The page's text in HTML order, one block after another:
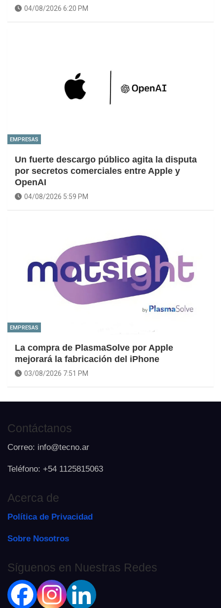
04/08/2026 6:20 PM
EMPRESAS
Un fuerte descargo público agita la disputa
por secretos comerciales entre Apple y
OpenAI
04/08/2026 5:59 PM
EMPRESAS
La compra de PlasmaSolve por Apple
mejorará la fabricación del iPhone
03/08/2026 7:51 PM
Contáctanos
Correo: info@tecno.ar
Teléfono: +54 1125815063
Acerca de
Política de Privacidad
Sobre Nosotros
Síguenos en Nuestras Redes